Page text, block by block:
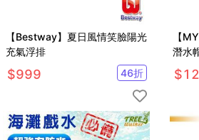
【Bestway】夏日風情笑臉陽光
充氣浮排
$999 46折
【
潛水
$